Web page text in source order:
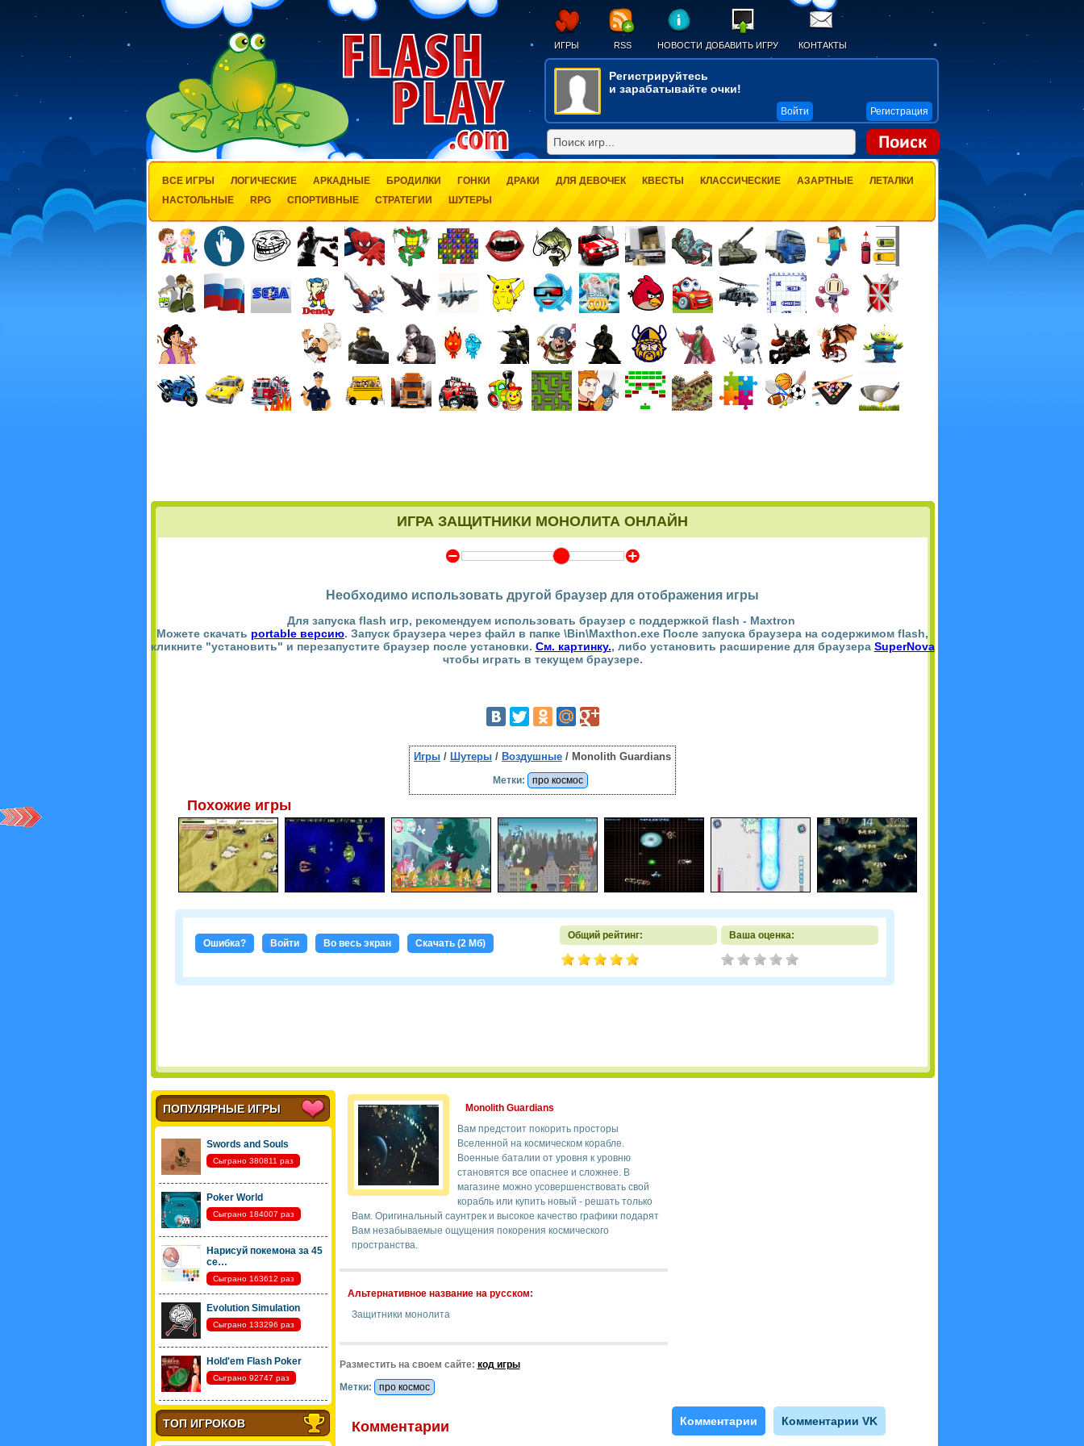
ИГРЫ RSS НОВОСТИ ДОБАВИТЬ ИГРУ КОНТАКТЫ
Регистрируйтесь
и зарабатывайте очки!
Войти Регистрация
ВСЕ ИГРЫ ЛОГИЧЕСКИЕ АРКАДНЫЕ БРОДИЛКИ ГОНКИ ДРАКИ ДЛЯ ДЕВОЧЕК КВЕСТЫ КЛАССИЧЕСКИЕ АЗАРТНЫЕ
ЛЕТАЛКИ
НАСТОЛЬНЫЕ
RPG СПОРТИВНЫЕ СТРАТЕГИИ ШУТЕРЫ
ИГРА ЗАЩИТНИКИ МОНОЛИТА ОНЛАЙН
Y Z
Необходимо использовать другой браузер для отображения игры
Для запуска flash игр, рекомендуем использовать браузер с поддержкой flash - Maxtron
Можете скачать portable версию. Запуск браузера через файл в папке \Bin\Maxthon.exe После запуска браузера на содержимом flash,
кликните "установить" и перезапустите браузер после установки. См. картинку., либо установить расширение для браузера SuperNova
чтобы играть в текущем браузере.
Игры / Шутеры / Воздушные / Monolith Guardians
Метки: про космос
Похожие игры
Ошибка? Войти Во весь экран Скачать (2 Мб)
Общий рейтинг: Ваша оценка:
ПОПУЛЯРНЫЕ ИГРЫ
Swords and Souls
Сыграно 380811 раз
Poker World
Сыграно 184007 раз
Нарисуй покемона за 45
се…
Сыграно 163612 раз
Evolution Simulation
Сыграно 133296 раз
Hold'em Flash Poker
Сыграно 92747 раз
ТОП ИГРОКОВ
Monolith Guardians
Вам предстоит покорить просторы
Вселенной на космическом корабле.
Военные баталии от уровня к уровню
становятся все опаснее и сложнее. В
магазине можно усовершенствовать свой
корабль или купить новый - решать только
Вам. Оригинальный саунтрек и высокое качество графики подарят
Вам незабываемые ощущения покорения космического
пространства.
Альтернативное название на русском:
Защитники монолита
Разместить на своем сайте: код игры
Метки:
про космос
Комментарии Комментарии Комментарии VK